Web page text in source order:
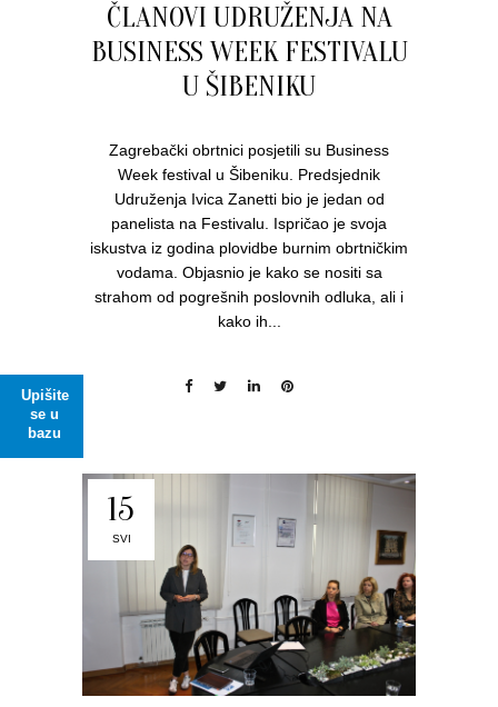
Upišite
se u
bazu
ČLANOVI UDRUŽENJA NA
BUSINESS WEEK FESTIVALU
U ŠIBENIKU
Zagrebački obrtnici posjetili su Business
Week festival u Šibeniku. Predsjednik
Udruženja Ivica Zanetti bio je jedan od
panelista na Festivalu. Ispričao je svoja
iskustva iz godina plovidbe burnim obrtničkim
vodama. Objasnio je kako se nositi sa
strahom od pogrešnih poslovnih odluka, ali i
kako ih...
15
SVI